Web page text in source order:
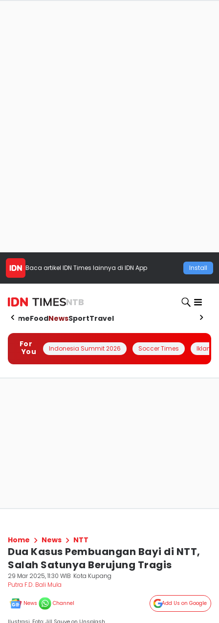
Baca artikel IDN Times lainnya di IDN App Install
NTB
HomeFoodNewsSportTravel
For
You
Indonesia Summit 2026 Soccer Times Iklanin
Home News NTT
Dua Kasus Pembuangan Bayi di NTT,
Salah Satunya Berujung Tragis
29 Mar 2025, 11:30 WIB Kota Kupang
Putra F.D. Bali Mula
News Channel Add Us on Google